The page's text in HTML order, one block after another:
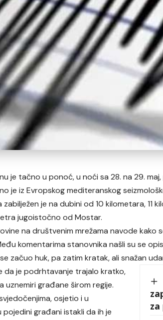
je tačno u ponoć, u noći sa 28. na 29.
je iz Evropskog mediteranskog
je na dubini od 10 kilometara, 11
jugoistočno od Mostar.
na društvenim mrežama navode kako
komentarima stanovnika našli su se
začuo huk, pa zatim kratak, ali snažan
da je podrhtavanje trajalo kratko,
uznemiri građane širom regije.
osjetio i u
pojedini građani istakli da ih je